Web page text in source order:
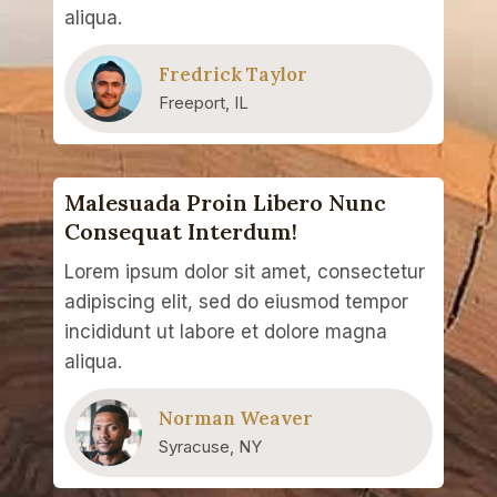
aliqua.
Fredrick Taylor
Freeport, IL
Malesuada Proin Libero Nunc
Consequat Interdum!
Lorem ipsum dolor sit amet, consectetur
adipiscing elit, sed do eiusmod tempor
incididunt ut labore et dolore magna
aliqua.
Norman Weaver
Syracuse, NY